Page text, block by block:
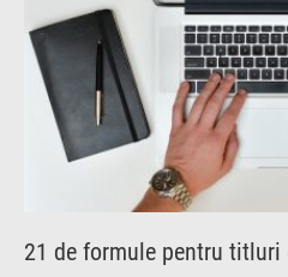
21 de formule pentru